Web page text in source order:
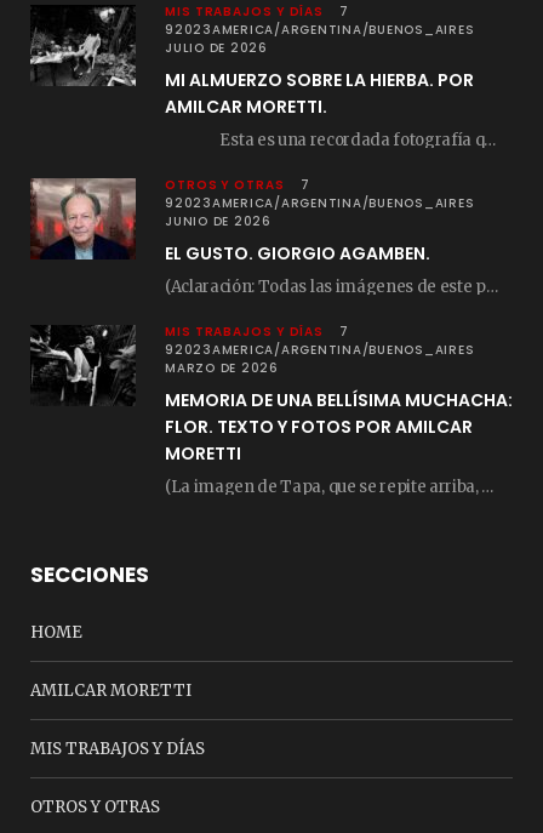
MIS TRABAJOS Y DÍAS
7
92023AMERICA/ARGENTINA/BUENOS_AIRES
JULIO DE 2026
MI ALMUERZO SOBRE LA HIERBA. POR
AMILCAR MORETTI.
Esta es una recordada fotografía que registré…
OTROS Y OTRAS
7
92023AMERICA/ARGENTINA/BUENOS_AIRES
JUNIO DE 2026
EL GUSTO. GIORGIO AGAMBEN.
(Aclaración: Todas las imágenes de este posteo fueron tomadas de Bloghemia.com, y todos los…
MIS TRABAJOS Y DÍAS
7
92023AMERICA/ARGENTINA/BUENOS_AIRES
MARZO DE 2026
MEMORIA DE UNA BELLÍSIMA MUCHACHA:
FLOR. TEXTO Y FOTOS POR AMILCAR
MORETTI
(La imagen de Tapa, que se repite arriba, fue compuesta por Amilcar Moretti el viernes…
SECCIONES
HOME
AMILCAR MORETTI
MIS TRABAJOS Y DÍAS
OTROS Y OTRAS